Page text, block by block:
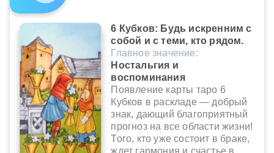
6 Кубков: Будь искренним с
собой и с теми, кто рядом.
Главное значение:
Ностальгия и
воспоминания
Появление карты таро 6
Кубков в раскладе — добрый
знак, дающий благоприятный
прогноз на все области жизни!
Того, кто уже состоит в браке,